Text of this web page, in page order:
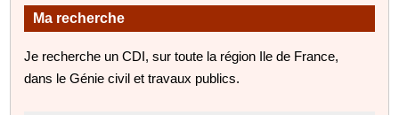
Ma recherche
Je recherche un CDI, sur toute la région Ile de France,
dans le Génie civil et travaux publics.